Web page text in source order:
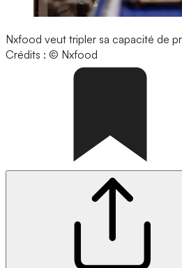
Nxfood veut tripler sa capacité de
Crédits : © Nxfood